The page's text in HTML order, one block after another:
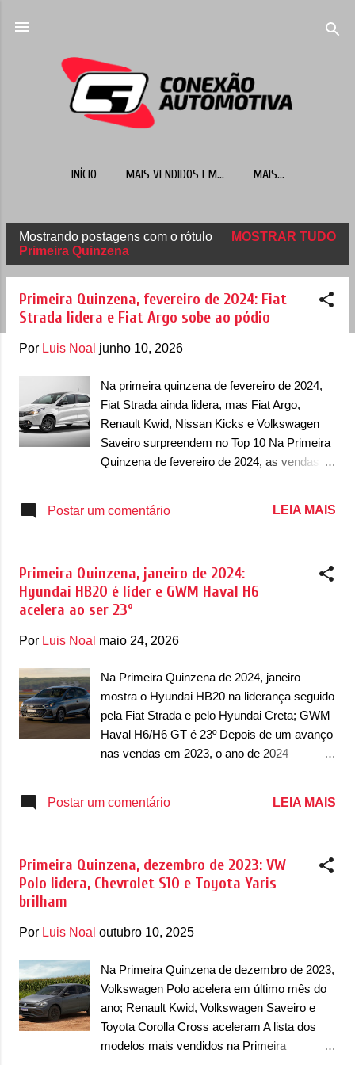
INÍCIO MAIS VENDIDOS EM... MAIS…
o
Mostrando postagens com o rótulo
Primeira Quinzena
MOSTRAR TUDO
Primeira Quinzena, fevereiro de 2024: Fiat
Strada lidera e Fiat Argo sobe ao pódio
Por Luis Noal junho 10, 2026
Na primeira quinzena de fevereiro de 2024,
Fiat Strada ainda lidera, mas Fiat Argo,
Renault Kwid, Nissan Kicks e Volkswagen
Saveiro surpreendem no Top 10 Na Primeira
Quinzena de fevereiro de 2024, as vendas de
considerado normal. Ainda mais em um mês
no período, com 3.143 unidades. A picape
compacta da marca italiana iniciou o ano
como líder e o segundo mês do ano manteve
o mesmo ritmo. O segundo lugar foi o
vendidas. A surpresa ficou por conta de um
Fiat Argo em terceiro, com 2.587 unidades.
Em janeiro, o hatch compacto da marca
italiana tinha sido apenas o 6º e distante do
pódio. Em quarto, o Hyundai HB20 apareceu
o Renault Kwid em quinto, com 2.277
Postar um comentário LEIA MAIS
Primeira Quinzena, janeiro de 2024:
Hyundai HB20 é líder e GWM Haval H6
acelera ao ser 23º
Por Luis Noal maio 24, 2026
Na Primeira Quinzena de 2024, janeiro
mostra o Hyundai HB20 na liderança seguido
pela Fiat Strada e pelo Hyundai Creta; GWM
Haval H6/H6 GT é 23º Depois de um avanço
nas vendas em 2023, o ano de 2024
janeiro. Férias, início de ano, as coisas ainda
calmos. Já ouviu falar que o ano começa
depois do Carnaval? Basicamente é assim
E na Primeira Quinzena de janeiro de 2024,
liderança do mercado brasileiro. O hatch
compacto da marca sul-coreana começou o
ano com 5.009 unidades vendidas, o que
coloca ele na frente da líder dos últimos
anos, a Fiat Strada. A picape italiana fechou a
Postar um comentário LEIA MAIS
Primeira Quinzena, dezembro de 2023: VW
Polo lidera, Chevrolet S10 e Toyota Yaris
brilham
Por Luis Noal outubro 10, 2025
Na Primeira Quinzena de dezembro de 2023,
Volkswagen Polo acelera em último mês do
ano; Renault Kwid, Volkswagen Saveiro e
Toyota Corolla Cross aceleram A lista dos
modelos mais vendidos na Primeira